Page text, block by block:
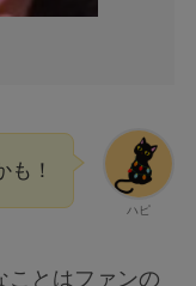
ハピ
も！
ことはファンの